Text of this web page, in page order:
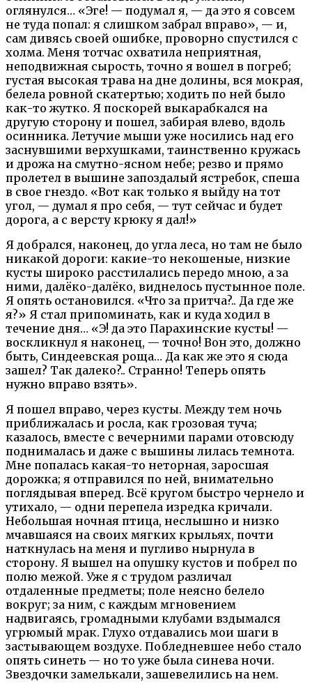
оглянулся… «Эге! — подумал я, — да это я совсем
не туда попал: я слишком забрал вправо», — и,
сам дивясь своей ошибке, проворно спустился с
холма. Меня тотчас охватила неприятная,
неподвижная сырость, точно я вошел в погреб;
густая высокая трава на дне долины, вся мокрая,
белела ровной скатертью; ходить по ней было
как-то жутко. Я поскорей выкарабкался на
другую сторону и пошел, забирая влево, вдоль
осинника. Летучие мыши уже носились над его
заснувшими верхушками, таинственно кружась
и дрожа на смутно-ясном небе; резво и прямо
пролетел в вышине запоздалый ястребок, спеша
в свое гнездо. «Вот как только я выйду на тот
угол, — думал я про себя, — тут сейчас и будет
дорога, а с версту крюку я дал!»
Я добрался, наконец, до угла леса, но там не было
никакой дороги: какие-то некошеные, низкие
кусты широко расстилались передо мною, а за
ними, далёко-далёко, виднелось пустынное поле.
Я опять остановился. «Что за притча?.. Да где же
я?» Я стал припоминать, как и куда ходил в
течение дня… «Э! да это Парахинские кусты! —
воскликнул я наконец, — точно! Вон это, должно
быть, Синдеевская роща… Да как же это я сюда
зашел? Так далеко?.. Странно! Теперь опять
нужно вправо взять».
Я пошел вправо, через кусты. Между тем ночь
приближалась и росла, как грозовая туча;
казалось, вместе с вечерними парами отовсюду
поднималась и даже с вышины лилась темнота.
Мне попалась какая-то неторная, заросшая
дорожка; я отправился по ней, внимательно
поглядывая вперед. Всё кругом быстро чернело и
утихало, — одни перепела изредка кричали.
Небольшая ночная птица, неслышно и низко
мчавшаяся на своих мягких крыльях, почти
наткнулась на меня и пугливо нырнула в
сторону. Я вышел на опушку кустов и побрел по
полю межой. Уже я с трудом различал
отдаленные предметы; поле неясно белело
вокруг; за ним, с каждым мгновением
надвигаясь, громадными клубами вздымался
угрюмый мрак. Глухо отдавались мои шаги в
застывающем воздухе. Побледневшее небо стало
опять синеть — но то уже была синева ночи.
Звездочки замелькали, зашевелились на нем.